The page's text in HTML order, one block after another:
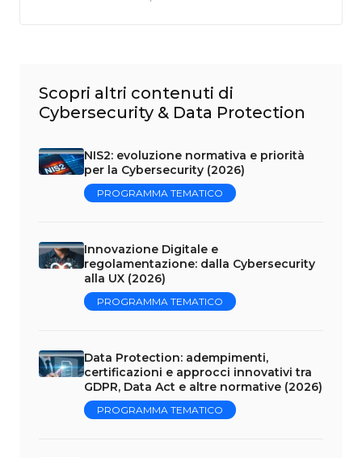
Scopri altri contenuti di
Cybersecurity & Data Protection
NIS2: evoluzione normativa e priorità
per la Cybersecurity (2026)
PROGRAMMA TEMATICO
Innovazione Digitale e
regolamentazione: dalla Cybersecurity
alla UX (2026)
PROGRAMMA TEMATICO
Data Protection: adempimenti,
certificazioni e approcci innovativi tra
GDPR, Data Act e altre normative (2026)
PROGRAMMA TEMATICO